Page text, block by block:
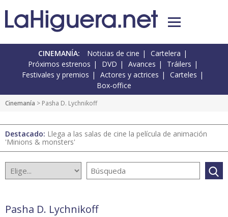
CINEMANÍA: Noticias de cine
Cartelera
Próximos estrenos
DVD Avances
Tráilers
Festivales y premios
Actores y actrices
Carteles
Box-office
Cinemanía > Pasha D. Lychnikoff
Destacado: Llega a las salas de cine la película de animación
'Minions & monsters'
Pasha D. Lychnikoff